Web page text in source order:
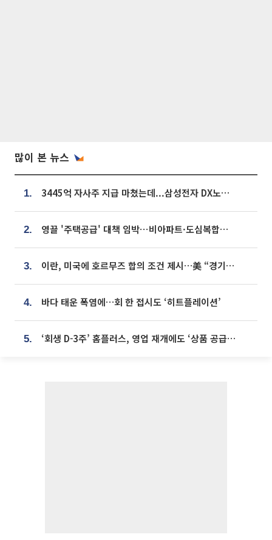
많이 본 뉴스
1. 3445억 자사주 지급 마쳤는데...삼성전자 DX노조, 뒤늦은 '떼쓰기 집회'
2. 영끌 '주택공급' 대책 임박⋯비아파트·도심복합까지 총동원
3. 이란, 미국에 호르무즈 합의 조건 제시…美 “경기 아직 안 끝나” [종합]
4. 바다 태운 폭염에…회 한 접시도 ‘히트플레이션’
5. ‘회생 D-3주’ 홈플러스, 영업 재개에도 ‘상품 공급망’ 복구가 생존 관건